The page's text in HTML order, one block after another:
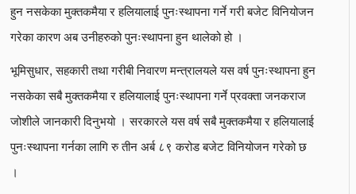
हुन नसकेका मुक्तकमैया र हलियालाई पुनःस्थापना गर्ने गरी बजेट विनियोजन
गरेका कारण अब उनीहरुको पुनःस्थापना हुन थालेको हो ।
भूमिसुधार, सहकारी तथा गरीबी निवारण मन्त्रालयले यस वर्ष पुनःस्थापना हुन
नसकेका सबै मुक्तकमैया र हलियालाई पुनःस्थापना गर्ने प्रवक्ता जनकराज
जोशीले जानकारी दिनुभयो । सरकारले यस वर्ष सबै मुक्तकमैया र हलियालाई
पुनःस्थापना गर्नका लागि रु तीन अर्ब ८९ करोड बजेट विनियोजन गरेको छ
।